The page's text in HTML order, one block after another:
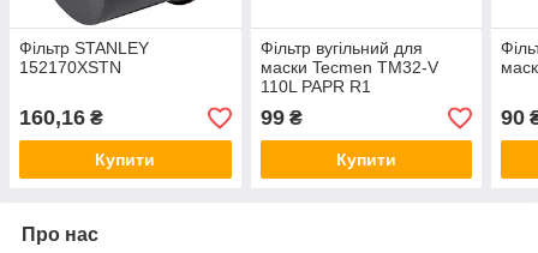
Фільтр STANLEY
152170XSTN
160,16 ₴
Купити
Фільтр вугільний для
маски Tecmen TM32-V
110L PAPR R1
99₴
Купити
90
Про нас